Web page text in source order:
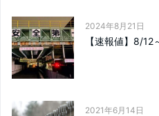
2024年8月21日
【速報値】8/
2021年6月14日